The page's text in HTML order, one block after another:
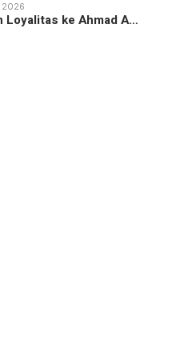
2026
Loyalitas ke Ahmad A…